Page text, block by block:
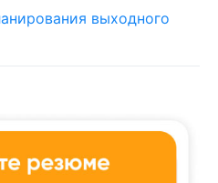
выходного